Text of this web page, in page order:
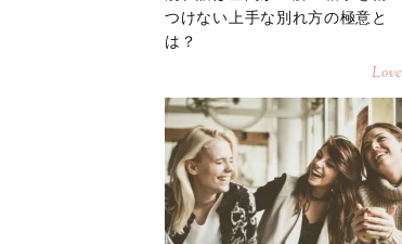
つけない上手な別れ方の極意と
は？
Love